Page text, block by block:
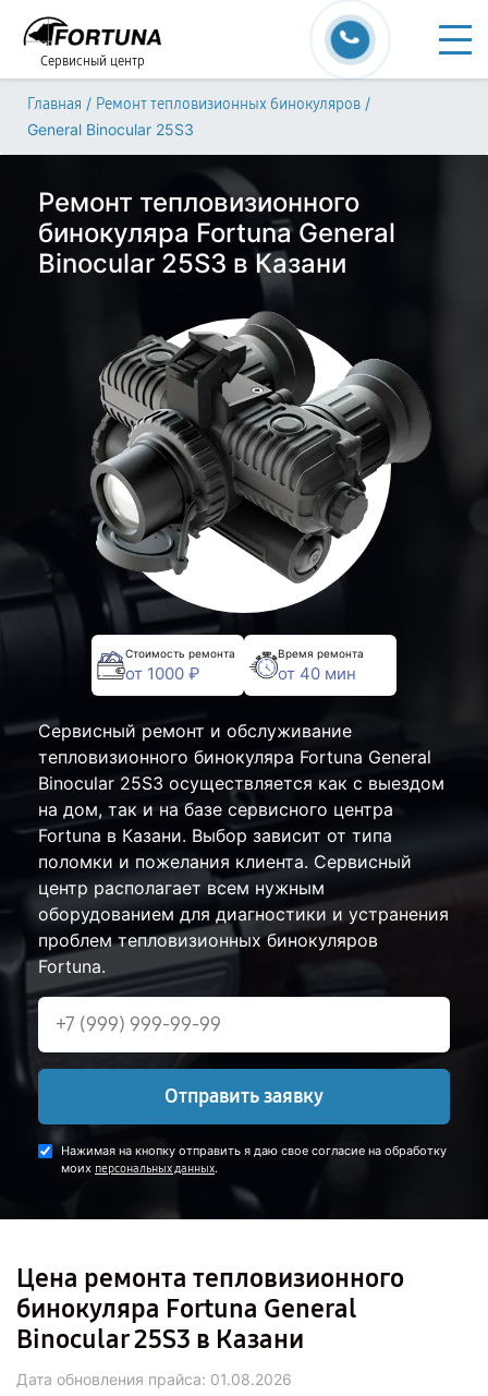
Сервисный центр
Главная / Ремонт тепловизионных бинокуляров /
General Binocular 25S3
Ремонт тепловизионного
бинокуляра Fortuna General
Binocular 25S3 в Казани
Стоимость ремонта
от 1000 ₽
Время ремонта
от 40 мин
Сервисный ремонт и обслуживание
тепловизионного бинокуляра Fortuna General
Binocular 25S3 осуществляется как с выездом
на дом, так и на базе сервисного центра
Fortuna в Казани. Выбор зависит от типа
поломки и пожелания клиента. Сервисный
центр располагает всем нужным
оборудованием для диагностики и устранения
проблем тепловизионных бинокуляров
Fortuna.
Отправить заявку
Нажимая на кнопку отправить я даю свое согласие на обработку
моих персональных данных.
Цена ремонта тепловизионного
бинокуляра Fortuna General
Binocular 25S3 в Казани
Дата обновления прайса: 01.08.2026